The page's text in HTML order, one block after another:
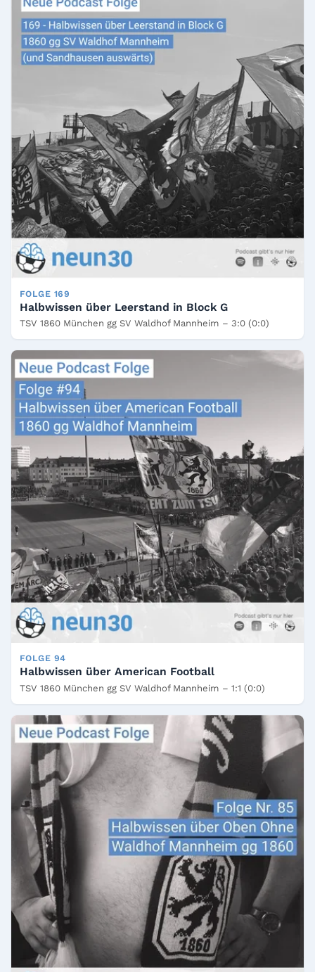
FOLGE 169
Halbwissen über Leerstand in Block G
TSV 1860 München gg SV Waldhof Mannheim – 3:0 (0:0)
FOLGE 94
Halbwissen über American Football
TSV 1860 München gg SV Waldhof Mannheim – 1:1 (0:0)